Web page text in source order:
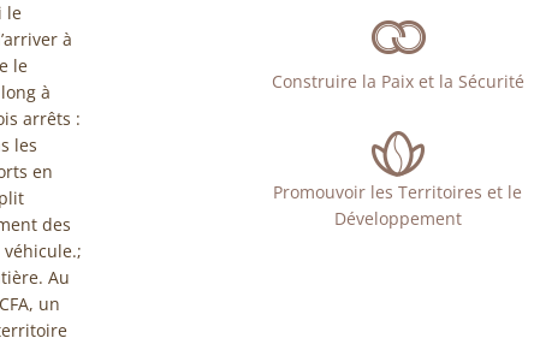
le
à
le
à
arrêts :
les
en
des
Au
un
Construire la Paix et la Sécurité
Promouvoir les Territoires et le
Développement